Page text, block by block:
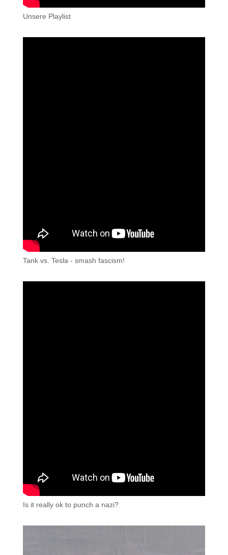
Unsere Playlist
Tank vs. Tesla - smash fascism!
Is it really ok to punch a nazi?